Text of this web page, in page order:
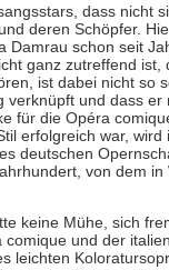
dass nicht
deren Schöpfer.
Damrau schon seit
ganz zutreffend
ist dabei nicht so
und dass
für die Opéra
erfolgreich war, wird
deutschen
von dem in
keine Mühe, sich
und der
leichten